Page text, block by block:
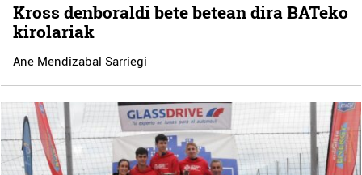
Kross denboraldi bete betean dira BATeko
kirolariak
Ane Mendizabal Sarriegi